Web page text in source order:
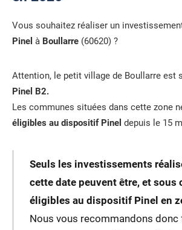
Vous souhaitez réaliser un
Pinel à Boullarre (60620) ?
Attention, le petit village de Boullarre est
Pinel B2.
Les communes situées dans cette zone
éligibles au dispositif Pinel depuis le 15
Seuls les investissements
cette date peuvent être, et sous
éligibles au dispositif Pinel en
Nous vous recommandons